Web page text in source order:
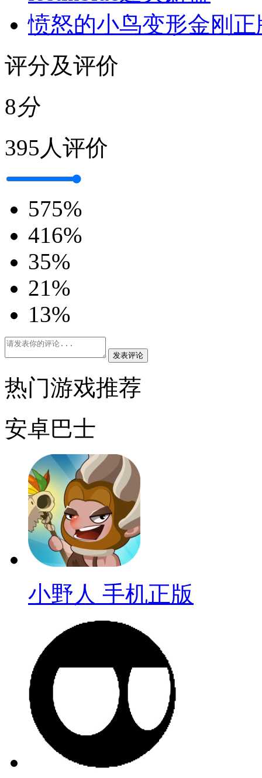
愤怒的小鸟变形金刚正
评分及评价
8分
395人评价
575%
416%
35%
21%
13%
发表评论
热门游戏推荐
安卓巴士
小野人 手机正版